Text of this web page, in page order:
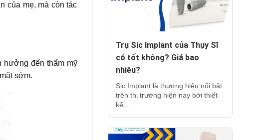
của mẹ, mà còn tác
hưởng đến thẩm mỹ
sớm.
Trụ Sic Implant của Thụy Sĩ
có tốt không? Giá bao
nhiêu?
Sic Implant là thương hiệu nổi bật
trên thị trường hiện nay bởi thiết
kế…